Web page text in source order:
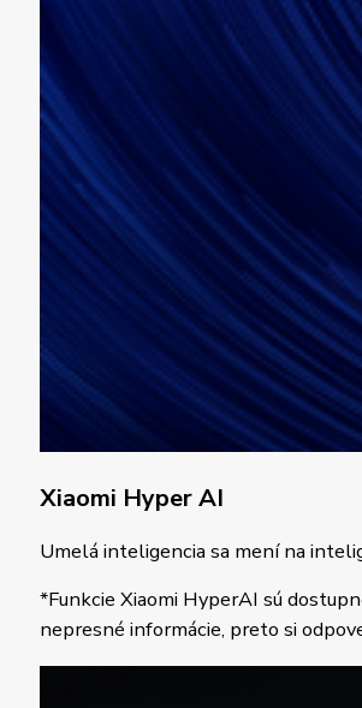
Xiaomi Hyper AI
Umelá inteligencia sa mení na
*Funkcie Xiaomi HyperAI sú
nepresné informácie, preto si